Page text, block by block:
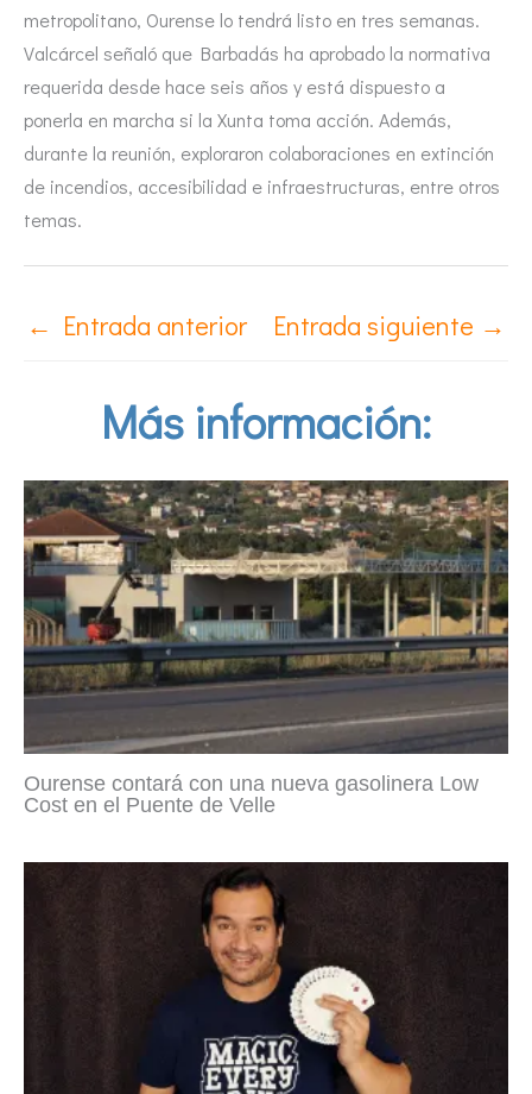
metropolitano, Ourense lo tendrá listo en tres semanas.
Valcárcel señaló que Barbadás ha aprobado la normativa
requerida desde hace seis años y está dispuesto a
ponerla en marcha si la Xunta toma acción. Además,
durante la reunión, exploraron colaboraciones en extinción
de incendios, accesibilidad e infraestructuras, entre otros
temas.
← Entrada anterior Entrada siguiente →
Más información:
Ourense contará con una nueva gasolinera Low
Cost en el Puente de Velle